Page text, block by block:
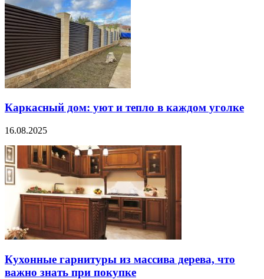
Каркасный дом: уют и тепло в каждом уголке
16.08.2025
Кухонные гарнитуры из массива дерева, что
важно знать при покупке